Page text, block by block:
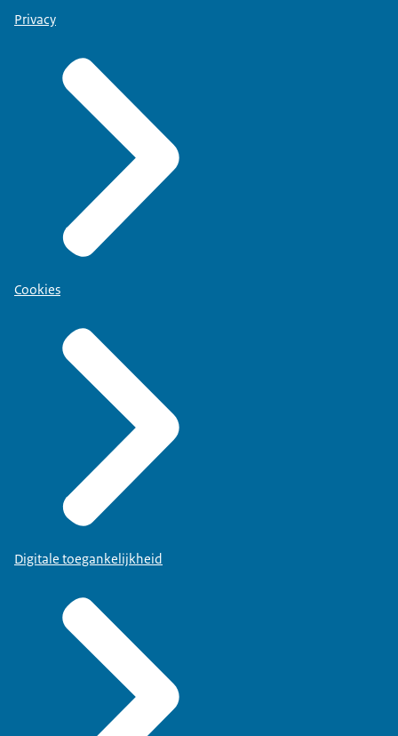
Privacy
Cookies
Digitale toegankelijkheid